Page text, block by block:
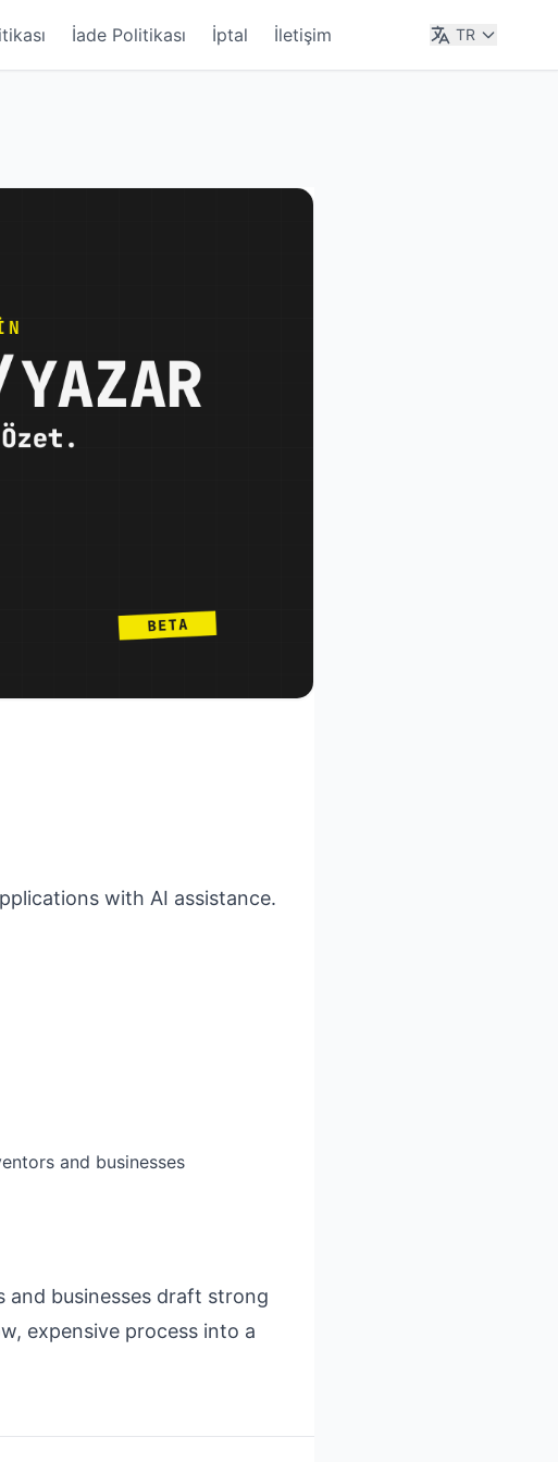
İade Politikası İptal İletişim TR
with AI assistance.
and businesses
and businesses draft strong
expensive process into a